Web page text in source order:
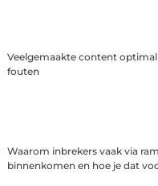
Veelgemaakte content
fouten
Waarom inbrekers vaak via
binnenkomen en hoe je dat